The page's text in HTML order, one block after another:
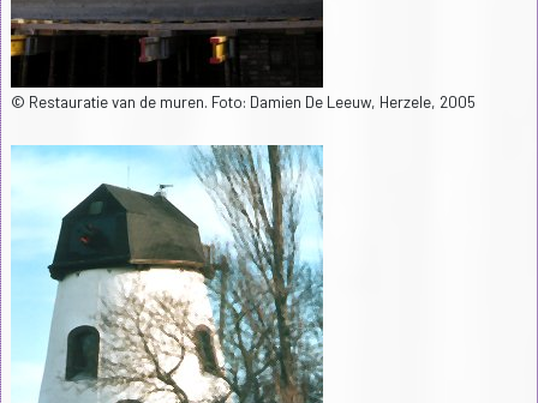
© Restauratie van de muren. Foto: Damien De Leeuw, Herzele, 2005